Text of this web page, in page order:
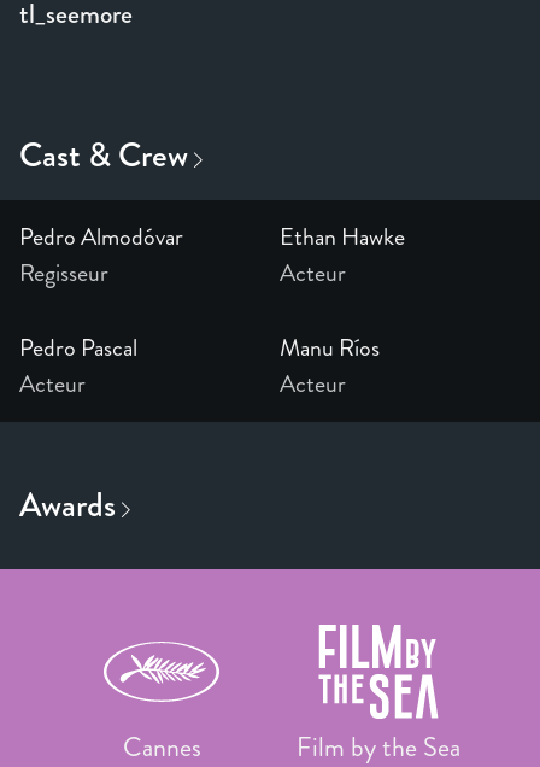
tl_seemore
Pedro Almodóvar
Regisseur
Ethan Hawke
Acteur
Pedro Pascal
Acteur
Manu Ríos
Acteur
Cannes
Film by the Sea